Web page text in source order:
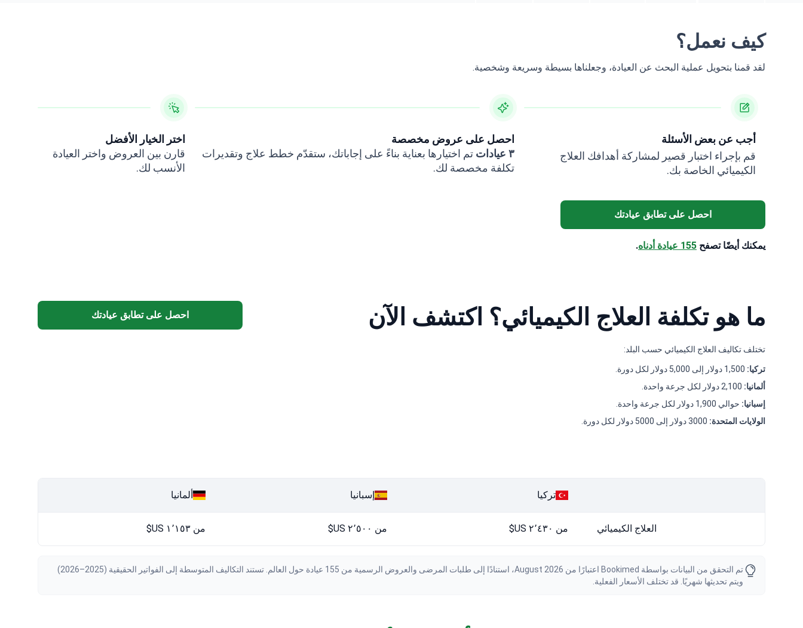
كيف نعمل؟
لقد قمنا بتحويل عملية البحث عن العيادة، وجعلناها بسيطة وسريعة وشخصية.
أجب عن بعض الأسئلة
قم بإجراء اختبار قصير لمشاركة أهدافك العلاج
الكيميائي الخاصة بك.
احصل على عروض مخصصة
٣ عيادات
تم اختيارها بعناية بناءً على إجاباتك، ستقدّم خطط علاج وتقديرات
تكلفة مخصصة لك.
اختر الخيار الأفضل
قارن بين العروض واختر العيادة
الأنسب لك.
احصل على تطابق عيادتك
يمكنك أيضًا تصفح 155 عيادة أدناه .
ما هو تكلفة العلاج الكيميائي؟ اكتشف الآن
تختلف تكاليف العلاج الكيميائي حسب البلد:
تركيا:
ألمانيا:
إسبانيا: حوالي 1,900 دولار لكل جرعة واحدة.
الولايات المتحدة:
احصل على تطابق عيادتك
تركيا إسبانيا ألمانيا
العلاج الكيميائي من ٢٬٤٣٠ US$ من ٢٬٥٠٠ US$ من ١٬١٥٣ US$
تم التحقق من البيانات بواسطة Bookimed اعتبارًا من August 2026، استنادًا إلى طلبات المرضى والعروض الرسمية من 155 عيادة حول العالم. تستند التكاليف المتوسطة إلى الفواتير الحقيقية (2025–2026)
ويتم تحديثها شهريًا. قد تختلف الأسعار الفعلية.